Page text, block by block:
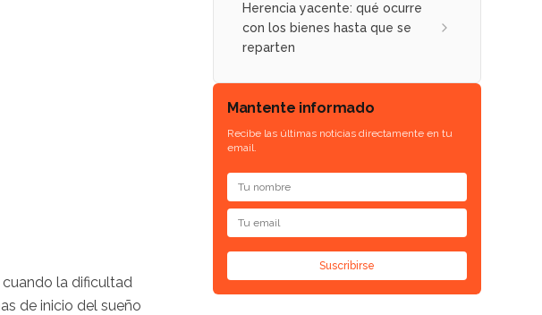
, cuando la dificultad
de inicio del sueño
Herencia yacente: qué ocurre
con los bienes hasta que se
reparten
Mantente informado
Recibe las últimas noticias directamente en tu
email.
Suscribirse